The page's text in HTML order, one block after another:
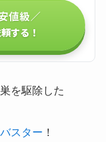
値級／
する！
を駆除した
スター ！